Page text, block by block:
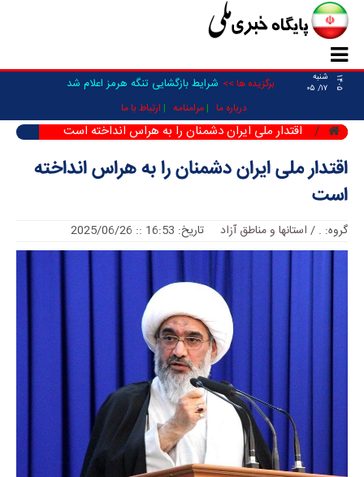
۱۴۰۵
شنبه
۱۷/ ۰۵
برگزیده ها >> شرایط بازگشایی تنگه هرمز اعلام شد
درباره ما مرامنامه ارتباط با ما
اقتدار ملی ایران دشمنان را به هراس انداخته است
اقتدار ملی ایران دشمنان را به هراس انداخته
است
گروه: .
/ استانها و مناطق آزاد تاریخ: 16:53 :: 2025/06/26